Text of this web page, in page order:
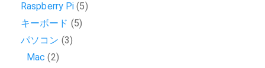
Raspberry Pi (5)
キーボード (5)
パソコン (3)
Mac (2)